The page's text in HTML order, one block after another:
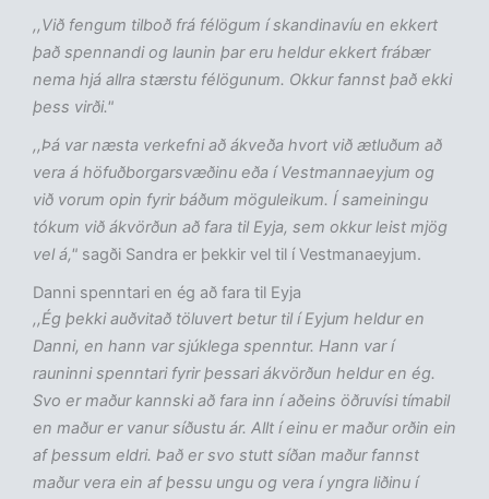
,,Við fengum tilboð frá félögum í skandinavíu en ekkert
það spennandi og launin þar eru heldur ekkert frábær
nema hjá allra stærstu félögunum. Okkur fannst það ekki
þess virði."
,,Þá var næsta verkefni að ákveða hvort við ætluðum að
vera á höfuðborgarsvæðinu eða í Vestmannaeyjum og
við vorum opin fyrir báðum möguleikum. Í sameiningu
tókum við ákvörðun að fara til Eyja, sem okkur leist mjög
vel á," sagði Sandra er þekkir vel til í Vestmanaeyjum.
Danni spenntari en ég að fara til Eyja
,,Ég þekki auðvitað töluvert betur til í Eyjum heldur en
Danni, en hann var sjúklega spenntur. Hann var í
rauninni spenntari fyrir þessari ákvörðun heldur en ég.
Svo er maður kannski að fara inn í aðeins öðruvísi tímabil
en maður er vanur síðustu ár. Allt í einu er maður orðin ein
af þessum eldri. Það er svo stutt síðan maður fannst
maður vera ein af þessu ungu og vera í yngra liðinu í